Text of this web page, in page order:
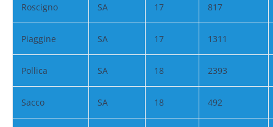
Roscigno SA 17 817
Piaggine SA 17 1311
Pollica SA 18 2393
Sacco SA 18 492